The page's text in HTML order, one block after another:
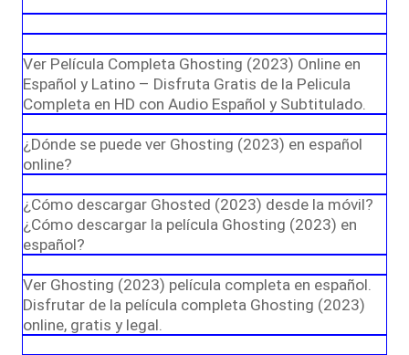
Ver Película Completa Ghosting (2023) Online en
Español y Latino – Disfruta Gratis de la Pelicula
Completa en HD con Audio Español y Subtitulado.
¿Dónde se puede ver Ghosting (2023) en español
online?
¿Cómo descargar Ghosted (2023) desde la móvil?
¿Cómo descargar la película Ghosting (2023) en
español?
Ver Ghosting (2023) película completa en español.
Disfrutar de la película completa Ghosting (2023)
online, gratis y legal.